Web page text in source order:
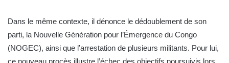
Dans le même contexte, il dénonce le dédoublement de son
parti, la Nouvelle Génération pour l’Émergence du Congo
(NOGEC), ainsi que l’arrestation de plusieurs militants. Pour lui,
ce nouveau procès illustre l’échec des objectifs poursuivis lors